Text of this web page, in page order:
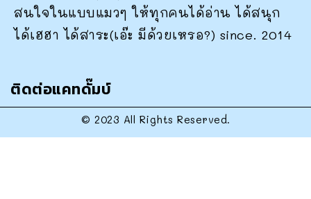
สนใจในแบบแมวๆ ให้ทุกคนได้อ่าน ได้สนุก
ได้เฮฮา ได้สาระ(เอ๊ะ มีด้วยเหรอ?) since. 2014
ติดต่อแคทดั๊มบ์
© 2023 All Rights Reserved.